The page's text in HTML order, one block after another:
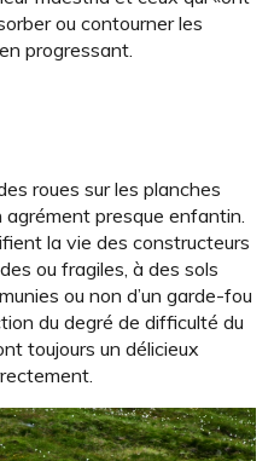
ou contourner les
progressant.
roues sur les planches
presque enfantin.
la vie des constructeurs
ou fragiles, à des sols
ou non d’un garde-fou
du degré de difficulté du
toujours un délicieux